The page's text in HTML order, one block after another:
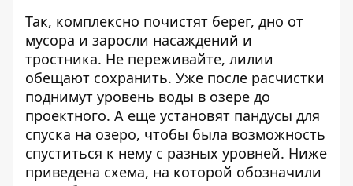
Так, комплексно почистят берег, дно от
мусора и заросли насаждений и
тростника. Не переживайте, лилии
обещают сохранить. Уже после расчистки
поднимут уровень воды в озере до
проектного. А еще установят пандусы для
спуска на озеро, чтобы была возможность
спуститься к нему с разных уровней. Ниже
приведена схема, на которой обозначили